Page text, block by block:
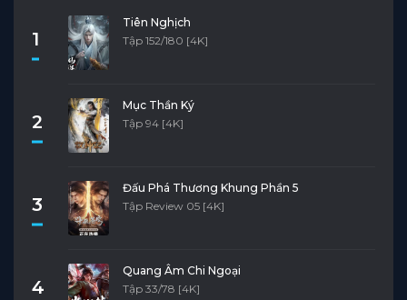
1
Tiên Nghịch
Tập 152/180 [4K]
2
Mục Thần Ký
Tập 94 [4K]
3
Đấu Phá Thương Khung Phần 5
Tập Review 05 [4K]
4
Quang Âm Chi Ngoại
Tập 33/78 [4K]